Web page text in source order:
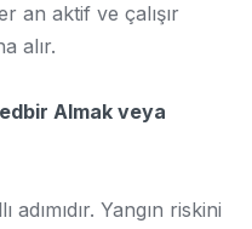
an aktif ve çalışır
alır.
Almak veya
Yangın riskini